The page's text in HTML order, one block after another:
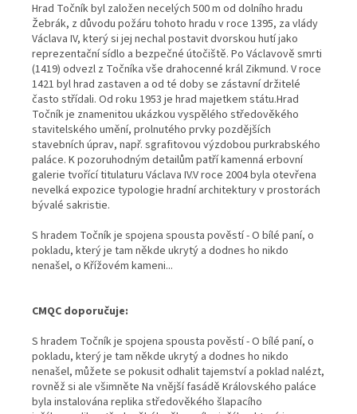
Hrad Točník byl založen necelých 500 m od dolního hradu
Žebrák, z důvodu požáru tohoto hradu v roce 1395, za vlády
Václava IV, který si jej nechal postavit dvorskou hutí jako
reprezentační sídlo a bezpečné útočiště. Po Václavově smrti
(1419) odvezl z Točníka vše drahocenné král Zikmund. V roce
1421 byl hrad zastaven a od té doby se zástavní držitelé
často střídali. Od roku 1953 je hrad majetkem státu.Hrad
Točník je znamenitou ukázkou vyspělého středověkého
stavitelského umění, prolnutého prvky pozdějších
stavebních úprav, např. sgrafitovou výzdobou purkrabského
paláce. K pozoruhodným detailům patří kamenná erbovní
galerie tvořící titulaturu Václava IV.V roce 2004 byla otevřena
nevelká expozice typologie hradní architektury v prostorách
bývalé sakristie.
S hradem Točník je spojena spousta pověstí - O bílé paní, o
pokladu, který je tam někde ukrytý a dodnes ho nikdo
nenašel, o Křížovém kameni...
CMQC doporučuje:
S hradem Točník je spojena spousta pověstí - O bílé paní, o
pokladu, který je tam někde ukrytý a dodnes ho nikdo
nenašel, můžete se pokusit odhalit tajemství a poklad nalézt,
rovněž si ale všimněte Na vnější fasádě Královského paláce
byla instalována replika středověkého šlapacího